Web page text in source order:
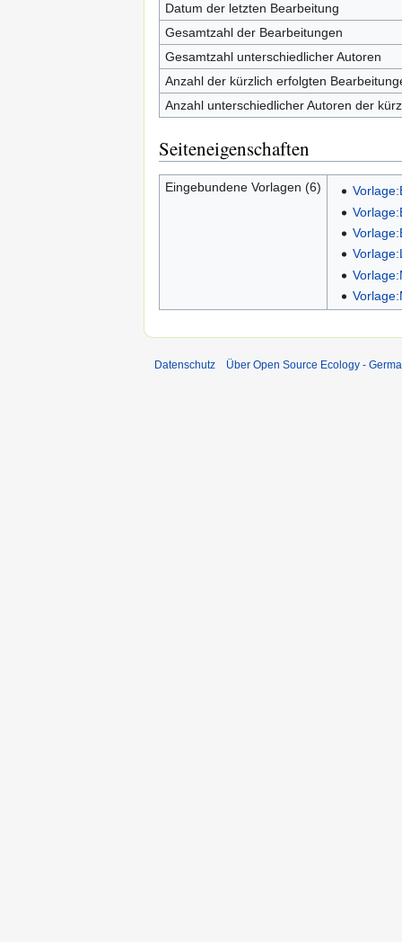
Datum der letzten Bearbeitung
Gesamtzahl der Bearbeitungen
Gesamtzahl unterschiedlicher Autoren
Anzahl der kürzlich erfolgten
Anzahl unterschiedlicher Autoren der
Seiteneigenschaften
Eingebundene Vorlagen (6)
Datenschutz Über Open Source Ecology -